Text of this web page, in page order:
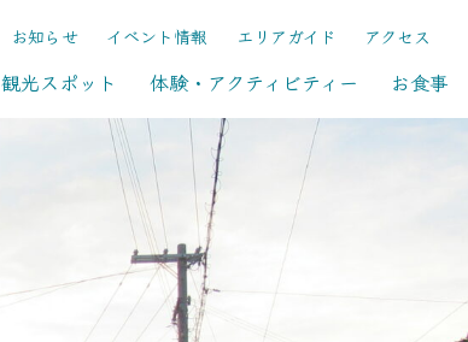
お知らせ イベント情報 エリアガイド アクセス
観光スポット 体験・アクティビティー お食事